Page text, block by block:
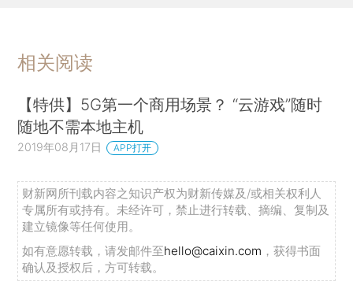
相关阅读
【特供】5G第一个商用场景？ “云游戏”随时
随地不需本地主机
2019年08月17日 APP打开
财新网所刊载内容之知识产权为财新传媒及/或相关权利人
专属所有或持有。未经许可，禁止进行转载、摘编、复制及
建立镜像等任何使用。
如有意愿转载，请发邮件至hello@caixin.com ，获得书面
确认及授权后，方可转载。